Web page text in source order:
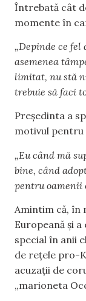
Întrebată cât
momente în
„Depinde ce
asemenea
limitat, nu stă
trebuie să faci
Președinta a
motivul pentru
„Eu când mă
bine, când
pentru oamenii
Amintim că, în
Europeană și
special în anii
de rețele pro-
acuzații de
„marioneta